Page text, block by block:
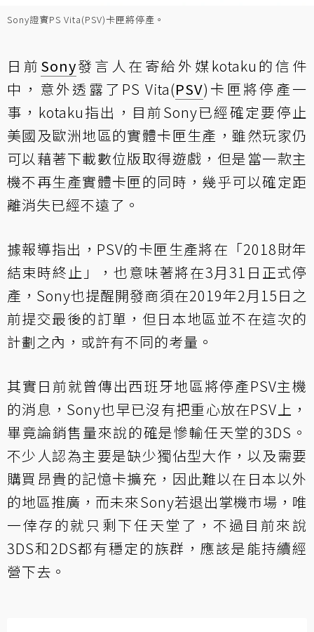
Sony證實PS Vita(PSV)卡匣將停產。
日前 Sony發言人在寄給外媒kotaku的信件
中，意外透露了PS Vita(PSV)卡匣將停產一
事，kotaku指出，目前Sony已經確定要停止
美國及歐洲地區的實體卡匣生產，雖然玩家仍
可以藉著下載數位版取得遊戲，但是當一款主
機不再生產實體卡匣的同時，幾乎可以確定距
離消失已經不遠了。
據報導指出，PSV的卡匣生產將在「2018財年
結束時終止」，也意味著將在3月31日正式停
產，Sony也提醒開發商須在2019年2月15日之
前提交最後的訂單，但日本地區並不在這次的
計劃之內，或許有不同的考量。
其實日前就曾傳出西班牙地區將停產PSV主機
的消息，Sony也早已沒有把重心放在PSV上，
畢竟論銷售量來說的確是慘輸任天堂的3DS。
不少人認為主要是缺少獨佔型大作，以及需要
購買昂貴的記憶卡擴充，因此難以在日本以外
的地區推廣，而未來Sony若退出掌機市場，唯
一倖存的就只剩下任天堂了，不過目前來說
3DS和2DS都有穩定的族群，應該是能持續經
營下去。